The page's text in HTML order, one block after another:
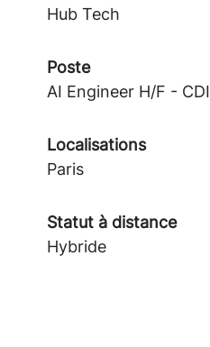
Hub Tech
Poste
AI Engineer H/F - CDI
Localisations
Paris
Statut à distance
Hybride